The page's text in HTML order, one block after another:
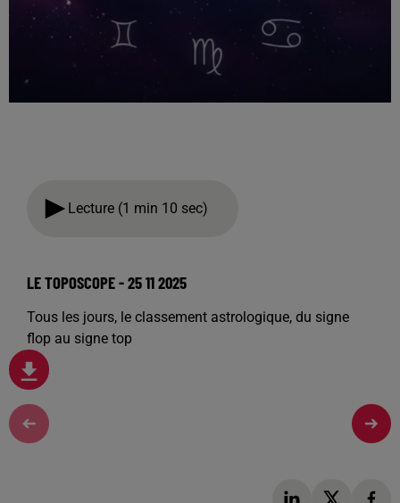
Lecture (1 min 10 sec)
LE TOPOSCOPE - 25 11 2025
Tous les jours, le classement astrologique, du signe
flop au signe top